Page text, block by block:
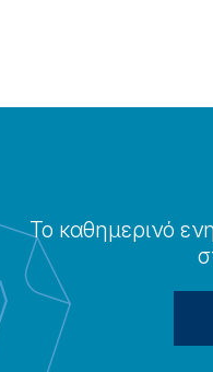
Το καθημερɩνό